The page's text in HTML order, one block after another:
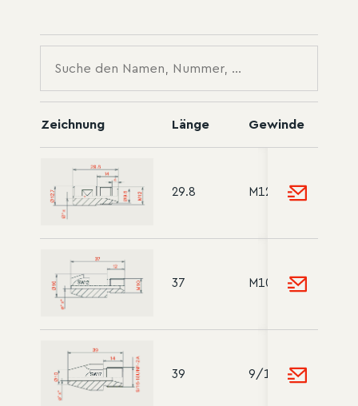
Zeichnung Länge Gewinde
29.8 M12
37 M10
39 9/16 - 18 UNF-2A